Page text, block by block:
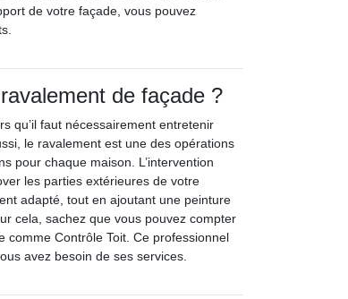
de votre façade, vous pouvez
de façade ?
qu’il faut nécessairement entretenir
le ravalement est une des opérations
pour chaque maison. L’intervention
les parties extérieures de votre
adapté, tout en ajoutant une peinture
cela, sachez que vous pouvez compter
comme Contrôle Toit. Ce professionnel
avez besoin de ses services.